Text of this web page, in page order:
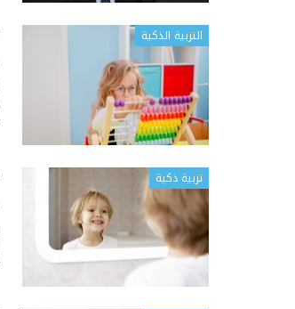
التربية الذكية
تربية ذكية